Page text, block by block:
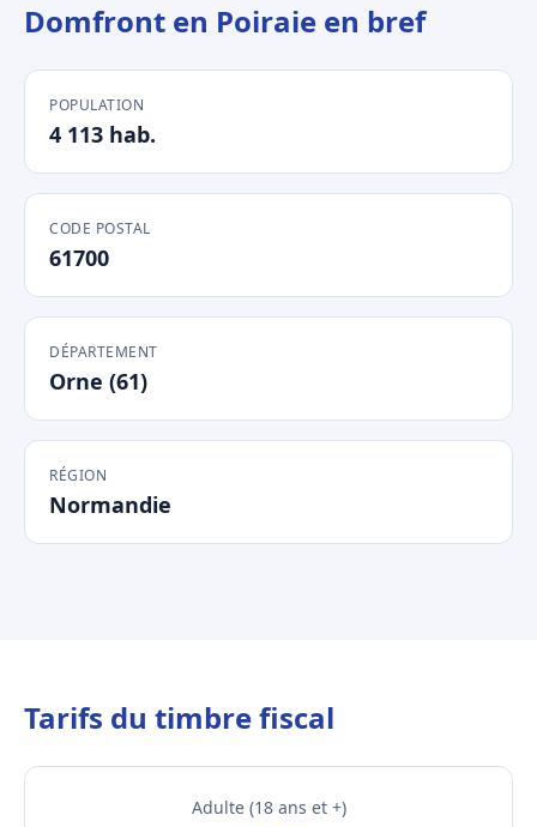
Domfront en Poiraie en bref
POPULATION
4 113 hab.
CODE POSTAL
61700
DÉPARTEMENT
Orne (61)
RÉGION
Normandie
Tarifs du timbre fiscal
Adulte (18 ans et +)